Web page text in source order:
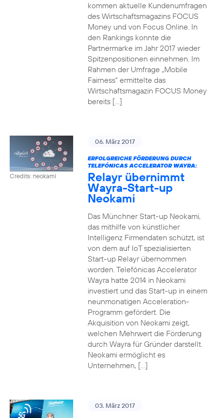
kommen aktuelle Kundenumfragen
des Wirtschaftsmagazins FOCUS
Money und von Focus Online. In
den Rankings konnte die
Partnermarke im Jahr 2017 wieder
Spitzenpositionen einnehmen. Im
Rahmen der Umfrage „Mobile
Fairness“ ermittelte das
Wirtschaftsmagazin FOCUS Money
bereits […]
Credits: neokami
06. März 2017
ERFOLGREICHE FÖRDERUNG DURCH
TELEFÓNICAS ACCELERATOR WAYRA:
Relayr übernimmt
Wayra-Start-up
Neokami
Das Münchner Start-up Neokami,
das mithilfe von künstlicher
Intelligenz Firmendaten schützt, ist
von dem auf IoT spezialisierten
Start-up Relayr übernommen
worden. Telefónicas Accelerator
Wayra hatte 2014 in Neokami
investiert und das Start-up in einem
neunmonatigen Acceleration-
Programm gefördert. Die
Akquisition von Neokami zeigt,
welchen Mehrwert die Förderung
durch Wayra für Gründer darstellt.
Neokami ermöglicht es
Unternehmen, […]
03. März 2017